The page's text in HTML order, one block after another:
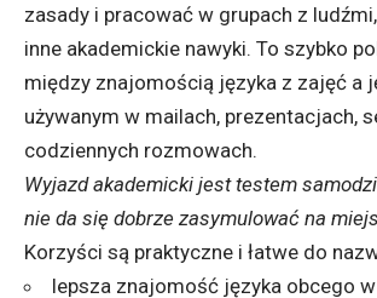
zasady i pracować w grupach z
inne akademickie nawyki. To szybko
między znajomością języka z zajęć a
używanym w mailach, prezentacjach,
codziennych rozmowach.
Wyjazd akademicki jest testem
nie da się dobrze zasymulować na
Korzyści są praktyczne i łatwe do
lepsza znajomość języka obcego